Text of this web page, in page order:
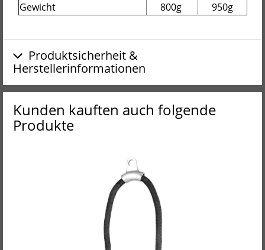
Gewicht
800g 950g
Produktsicherheit &
Herstellerinformationen
Kunden kauften auch folgende
Produkte